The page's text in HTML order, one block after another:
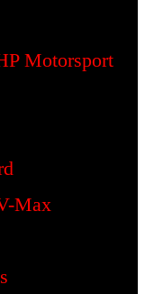
Motorsport
Max